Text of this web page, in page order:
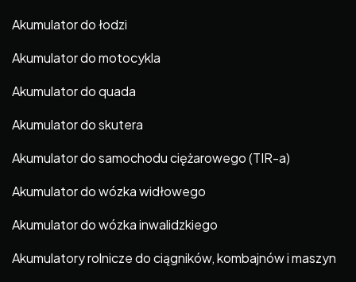
Akumulator do łodzi
Akumulator do motocykla
Akumulator do quada
Akumulator do skutera
Akumulator do samochodu ciężarowego (TIR-a)
Akumulator do wózka widłowego
Akumulator do wózka inwalidzkiego
Akumulatory rolnicze do ciągników, kombajnów i maszyn